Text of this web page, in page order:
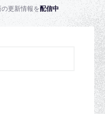
更新情報を配信中